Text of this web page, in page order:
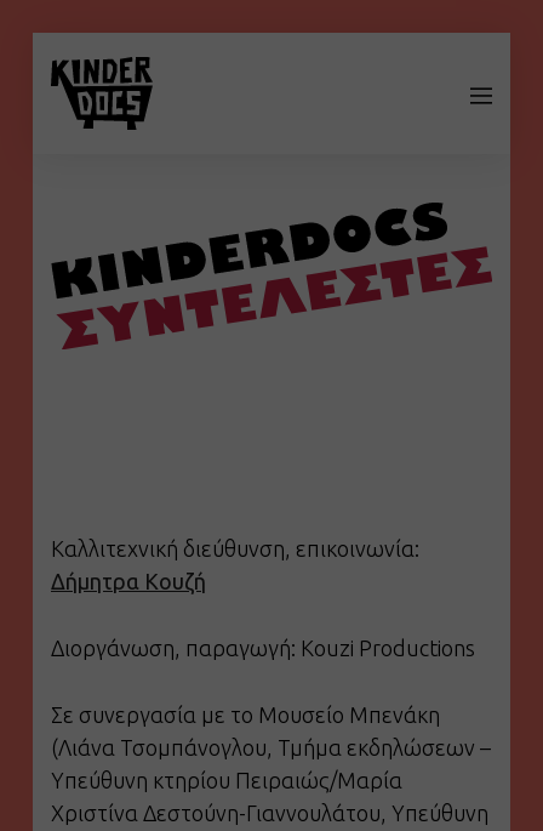
Καλλιτεχνική διεύθυνση, επικοινωνία:
Δήμητρα Κουζή
Διοργάνωση, παραγωγή: Kouzi Productions
Σε συνεργασία με το Μουσείο Μπενάκη
(Λιάνα Τσομπάνογλου, Τμήμα εκδηλώσεων –
Yπεύθυνη κτηρίου Πειραιώς/Μαρία
Χριστίνα Δεστούνη-Γιαννουλάτου, Υπεύθυνη